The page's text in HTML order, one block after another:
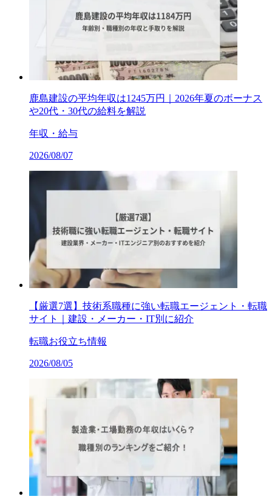
鹿島建設の平均年収は1245万円｜2026年夏のボーナス
や20代・30代の給料を解説
年収・給与
2026/08/07
【厳選7選】技術系職種に強い転職エージェント・転職
サイト｜建設・メーカー・IT別に紹介
転職お役立ち情報
2026/08/05